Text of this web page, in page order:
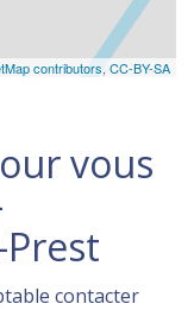
contributors, CC-BY-SA
vous
contacter